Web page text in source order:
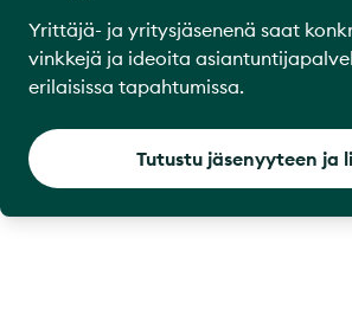
Yrittäjä- ja yritysjäsenenä saat
vinkkejä ja ideoita
erilaisissa tapahtumissa.
Tutustu jäsenyyteen ja